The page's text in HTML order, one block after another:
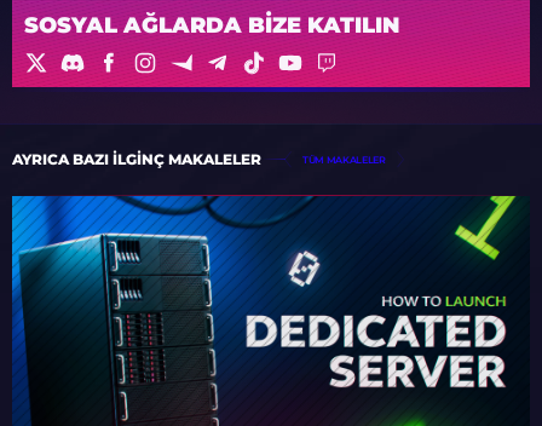
SOSYAL AĞLARDA BIZE KATILIN
AYRICA BAZI ILGINÇ MAKALELER TÜM MAKALELER